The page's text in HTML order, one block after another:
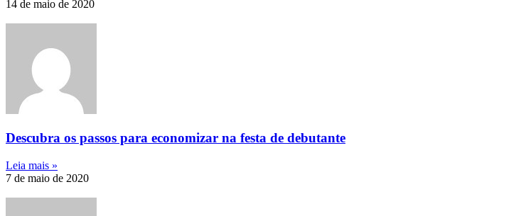
14 de maio de 2020
Descubra os passos para economizar na festa de debutante
Leia mais »
7 de maio de 2020